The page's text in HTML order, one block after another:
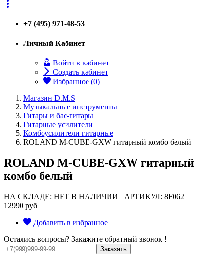
+7 (495) 971-48-53
Личный Кабинет
Войти в кабинет
Создать кабинет
Избранное (0)
Магазин D.M.S
Музыкальные инструменты
Гитары и бас-гитары
Гитарные усилители
Комбоусилители гитарные
ROLAND M-CUBE-GXW гитарный комбо белый
ROLAND M-CUBE-GXW гитарный
комбо белый
НА СКЛАДЕ: НЕТ В НАЛИЧИИ АРТИКУЛ: 8F062
12990 руб
Добавить в избранное
Остались вопросы? Закажите обратный звонок !
Заказать